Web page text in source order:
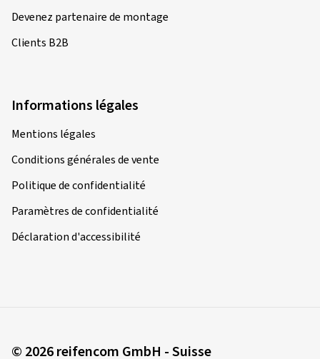
Devenez partenaire de montage
Clients B2B
Informations légales
Mentions légales
Conditions générales de vente
Politique de confidentialité
Paramètres de confidentialité
Déclaration d'accessibilité
© 2026 reifencom GmbH - Suisse